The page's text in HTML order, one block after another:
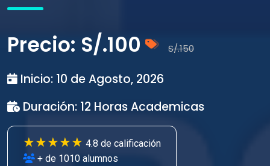
Precio: S/.100 S/.150
Inicio: 10 de Agosto, 2026
Duración: 12 Horas Academicas
★★★★★ 4.8 de calificación
+ de 1010 alumnos